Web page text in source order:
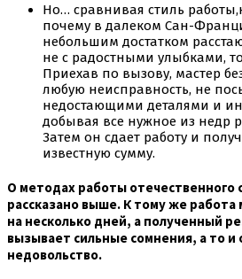
Но… сравнивая стиль
почему в далеком Сан-
небольшим достатком
не с радостными улыбками,
Приехав по вызову, мастер
любую неисправность, не
недостающими деталями и
добывая все нужное из недр
Затем он сдает работу и
известную сумму.
О методах работы отечественного
рассказано выше. К тому же работа
на несколько дней, а полученный
вызывает сильные сомнения, а то и
недовольство.